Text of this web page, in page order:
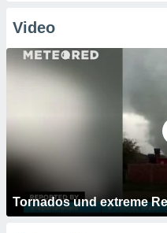
Video
Tornados und extreme